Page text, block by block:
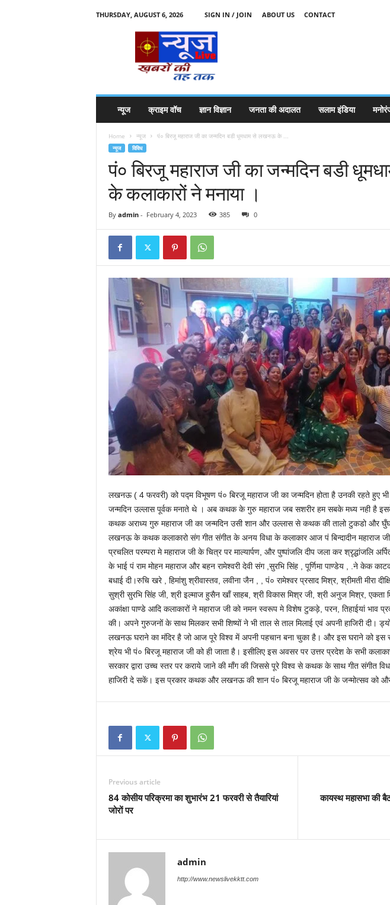
THURSDAY, AUGUST 6, 2026 SIGN IN / JOIN ABOUT US
CONTACT
न्यूज क्राइम वॉच ज्ञान विज्ञान जनता की अदालत सलाम इंडिया
Home न्यूज पं० बिरजू महाराज जी का जन्मदिन बडी धूमधाम से लखनऊ के ...
न्यूज विविध
पं० बिरजू महाराज जी का जन्मदिन बडी
के कलाकारों ने मनाया ।
By admin- February 4, 2023 385 0
लखनऊ ( 4 फरवरी) को पद्म विभूषण पं० बिरजू महाराज जी का जन्मदिन होता है उनकी रहते हुए
जन्मदिन उल्लास पूर्वक मनाते थे । अब कथक के गुरु महाराज जब सशरीर हम सबके मध्य नही है
कथक अराध्य गुरु महाराज जी का जन्मदिन उसी शान और उल्लास से कथक की तालो टुकडो और
लखनऊ के कथक कलाकारो संग गीत संगीत के अनय विधा के कलाकार आज पं बिन्दादीन महाराज
प्रचलित परम्परा मे महाराज जी के चित्र पर माल्यार्पण, और पुष्पांजलि दीप जला कर श्रृद्धांजलि
के भाई पं राम मोहन महाराज और बहन रामेश्वरी देवी संग ,सुरभि सिंह , पूर्णिमा पाण्डेय , .ने केक
बधाई दी।रुचि खरे , हिमांशु श्रीवास्तव, लवीना जैन , , पं० रामेश्वर प्रसाद मिश्र, श्रीमती मीरा
सुश्री सुरभि सिंह जी, श्री इल्माज हुसैन खाँ साहब, श्री विकास मिश्र जी, श्री अनुज मिश्र, एकता
अकांक्षा पाण्डे आदि कलाकारों ने महाराज जी को नमन स्वरूप मे विशेष टुकड़े, परन, तिहाईयां भाव
की। अपने गुरुजनों के साथ मिलकर सभी शिष्यों ने भी ताल से ताल मिलाई एवं अपनी हाजिरी दी।
लखनऊ घराने का मंदिर है जो आज पूरे विश्व में अपनी पहचान बना चुका है। और इस घराने को इस
श्रेय भी पं० बिरजू महाराज जी को ही जाता है। इसीलिए इस अवसर पर उत्तर प्रदेश के सभी
सरकार द्वारा उच्च स्तर पर कराये जाने की माँग की जिससे पूरे विश्व से कथक के साथ गीत संगीत
हाजिरी दे सकें। इस प्रकार कथक और लखनऊ की शान पं० बिरजू महाराज जी के जन्मोत्सव को
Previous article
84 कोसीय परिक्रमा का शुभारंभ 21 फरवरी से तैयारियां
जोरों पर
कायस्थ महासभा की
admin
http://www.newslivekktt.com